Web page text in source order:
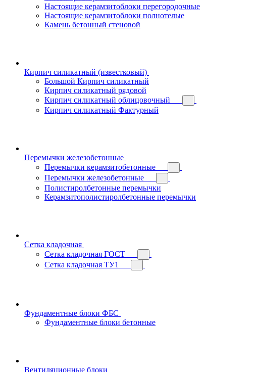
Настоящие керамзитоблоки перегородочные
Настоящие керамзитоблоки полнотелые
Камень бетонный стеновой
Кирпич силикатный (известковый)
Большой Кирпич силикатный
Кирпич силикатный рядовой
Кирпич силикатный облицовочный
Кирпич силикатный Фактурный
Перемычки железобетонные
Перемычки керамзитобетонные
Перемычки железобетонные
Полистиролбетонные перемычки
Керамзитополистиролбетонные перемычки
Сетка кладочная
Сетка кладочная ГОСТ
Сетка кладочная ТУ1
Фундаментные блоки ФБС
Фундаментные блоки бетонные
Вентиляционные блоки